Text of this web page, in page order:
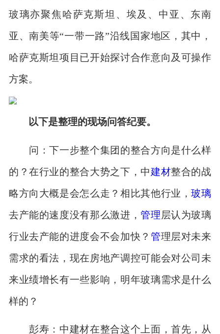
玻璃亦聚焦哈萨克斯坦、埃及、中亚、东南
亚、南美等“一带一路”沿线国家地区，其中，
哈萨克斯坦项目已开始探讨合作意向及可操作
方案。
以下是整理的现场问答纪要。
问：下一步整个集团的整合方向是什么样
的？在行业的整合大势之下，中建材整合的战
略方向大概是会怎么走？相比其他行业，玻璃
去产能的速度没有那么激进，管理 层认为玻璃
行业去产能的进度会不会加快？ 管理层对未来
需求的看法，现在房地产调控可能会对公司未
来业绩增长有一些影响，明年玻璃需求是什么
样的？
彭寿：中建材在整合这个上面，首先，从